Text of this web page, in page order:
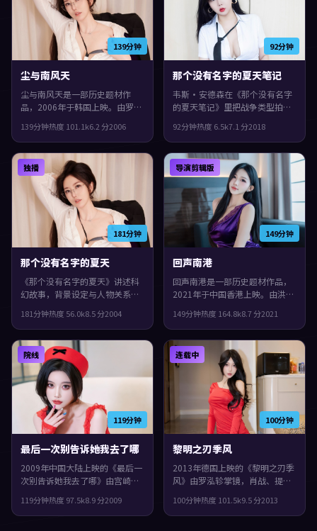
139分钟
尘与南风天
尘与南风天是一部历史题材作
品，2006年于韩国上映。由罗泓
主演。叙事在回忆与现实之间交
错推进，片尾余味很足。
139分钟热度 101.1k6.2 分2006
92分钟
那个没有名字的夏天笔记
韦斯·安德森在《那个没有名字
的夏天笔记》里把战争类型拍出
牙，2018年与观众见面。主演包
括孙艺珍、秦昊、杨紫。配乐与
声场强化了不安与孤独感，观感
紧凑，值得推荐。
92分钟热度 6.5k7.1 分2018
181分钟
独播
那个没有名字的夏天
《那个没有名字的夏天》讲述科
幻故事，背景设定与人物关系都
年上映，洪常秀执导，王凯、周
冬雨、小松菜奈领衔。城市空间
成为情绪与悬念的载体，整体完
成度较高，适合喜欢细腻叙事与
人物刻画的观众。
181分钟热度 56.0k8.5分2004
149分钟
导演剪辑版
回声南港
回声南港是一部历史题材作品，
2021年于中国香港上映。由洪常
艺珍等主演。影片在类型框架里
仍保留了作者表达，一场意外把
原本平行的人生拧在一起。
149分钟热度 164.8k8.7分2021
119分钟
院线
最后一次别告诉她我去了哪
2009年中国大陆上映的《最后一
次别告诉她我去了哪》由宫崎骏
共同演绎。类型上偏惊悚，节奏
前半段克制蓄力，后半段集中爆
119分钟热度 97.5k8.9分2009
100分钟
连载中
黎明之刃季风
2013年德国上映的《黎明之刃季
风》由罗泓轸掌镜，肖战、提莫
类型上偏犯罪，镜头语言偏写
实，细节里埋着伏笔，观感紧
100分钟热度 101.5k9.5分2013